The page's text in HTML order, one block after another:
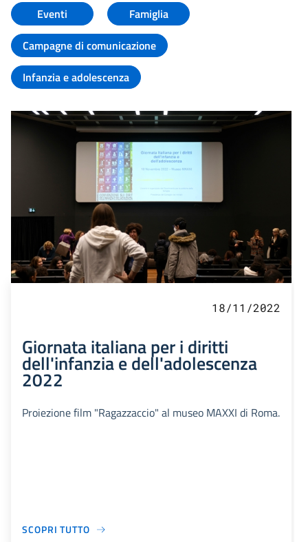
Eventi
Famiglia
Campagne di comunicazione
Infanzia e adolescenza
18/11/2022
Giornata italiana per i diritti
dell'infanzia e dell'adolescenza
2022
Proiezione film "Ragazzaccio" al museo MAXXI di Roma.
SCOPRI TUTTO